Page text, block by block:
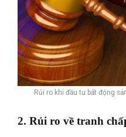
Rủi ro khi đầu tư bất động
2. Rủi ro về tranh